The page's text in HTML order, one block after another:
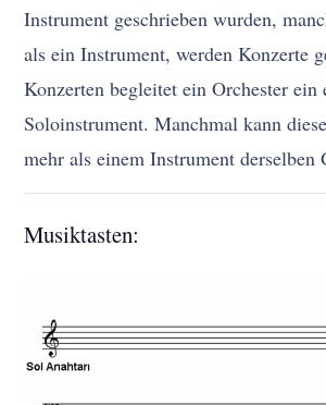
Instrument geschrieben wurden,
als ein Instrument, werden Konzerte
Konzerten begleitet ein Orchester ein
Soloinstrument. Manchmal kann
mehr als einem Instrument derselben
Musiktasten: